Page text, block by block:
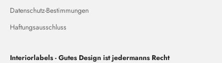
Datenschutz-Bestimmungen
Haftungsausschluss
Interiorlabels - Gutes Design ist jedermanns Recht